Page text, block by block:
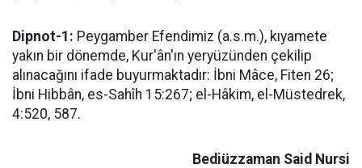
Dipnot-1: Peygamber Efendimiz (a.s.m.), kıyamete
yakın bir dönemde, Kur'ân'ın yeryüzünden çekilip
alınacağını ifade buyurmaktadır: İbni Mâce, Fiten 26;
İbni Hibbân, es-Sahîh 15:267; el-Hâkim, el-Müstedrek,
4:520, 587.
Bediüzzaman Said Nursi